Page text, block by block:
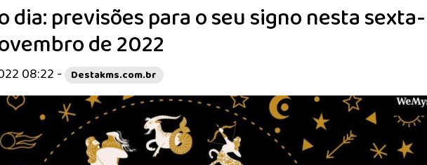
dia: previsões para o seu signo nesta sexta-
de 2022
08:22 - Destakms.com.br